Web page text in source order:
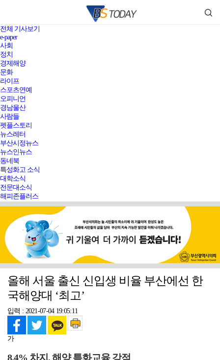
전체 기사보기
e-paper
사회
정치
경제해양
문화
라이프
스포츠연예
오피니언
경남울산
사람들
펫플스토리
뉴스레터
부산시정뉴스
뉴스인뉴스
동네북
특성화고 소식
대학소식
전문대소식
해피존플러스
올해 서울 출신 신입생 비율 부산에선 한
국해양대 ‘최고’
입력 : 2021-07-04 19:05:11
가